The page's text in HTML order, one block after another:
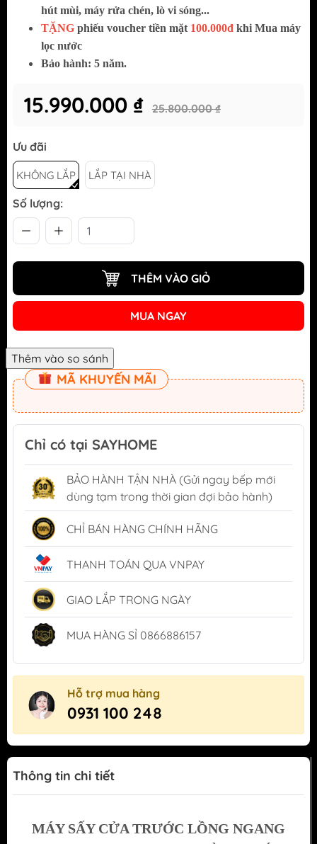
hút mùi, máy rửa chén, lò vi sóng...
TẶNG phiếu voucher tiền mặt 100.000đ khi Mua máy
lọc nước
Bảo hành: 5 năm.
15.990.000 ₫ 25.800.000 ₫
Ưu đãi
KHÔNG LẮP LẮP TẠI NHÀ
Số lượng:
THÊM VÀO GIỎ
MUA NGAY
MÃ KHUYẾN MÃI
Chỉ có tại SAYHOME
BẢO HÀNH TẬN NHÀ (Gửi ngay bếp mới
dùng tạm trong thời gian đợi bảo hành)
CHỈ BÁN HÀNG CHÍNH HÃNG
THANH TOÁN QUA VNPAY
GIAO LẮP TRONG NGÀY
MUA HÀNG SỈ 0866886157
Hỗ trợ mua hàng
0931 100 248
Thông tin chi tiết
MÁY SẤY CỬA TRƯỚC LỒNG NGANG